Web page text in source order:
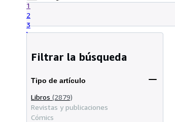
1
2
3
Filtrar la búsqueda
Tipo de artículo
Libros (2879)
Revistas y publicaciones
Cómics